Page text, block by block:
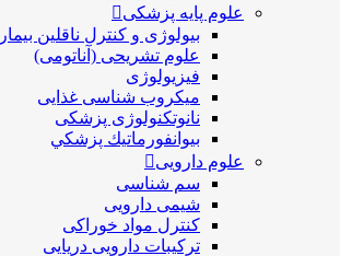
علوم پایه پزشکی
بیولوژی و کنترل ناقلین
علوم تشریحی (آناتومی)
فیزیولوژی
ميكروب شناسی غذایی
نانوتکنولوژی پزشکی
بيوانفورماتيك پزشكي
علوم دارویی
سم شناسی
شیمی دارویی
کنترل مواد خوراکی
ترکیبات دارویی دریایی